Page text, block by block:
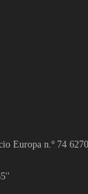
Europa n.º 74